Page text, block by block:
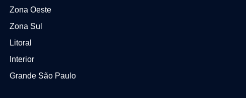
Zona Oeste
Zona Sul
Litoral
Interior
Grande São Paulo